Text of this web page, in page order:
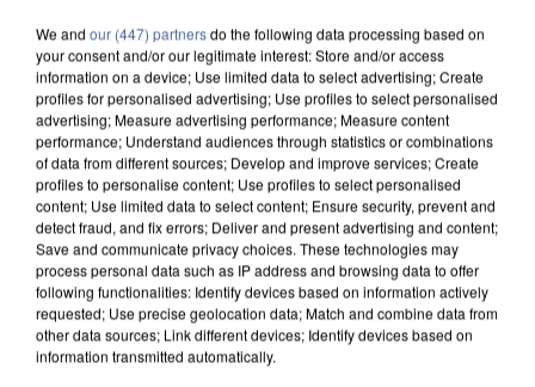
We and our (447) partnersdo the following data processing based on
your consent and/or our legitimate interest: Store and/or access
information on a device; Use limited data to select advertising; Create
profiles for personalised advertising; Use profiles to select personalised
advertising; Measure advertising performance; Measure content
performance; Understand audiences through statistics or combinations
of data from different sources; Develop and improve services; Create
profiles to personalise content; Use profiles to select personalised
content; Use limited data to select content; Ensure security, prevent and
detect fraud, and fix errors; Deliver and present advertising and content;
Save and communicate privacy choices. These technologies may
process personal data such as IP address and browsing data to offer
following functionalities: Identify devices based on information actively
requested; Use precise geolocation data; Match and combine data from
other data sources; Link different devices; Identify devices based on
information transmitted automatically.